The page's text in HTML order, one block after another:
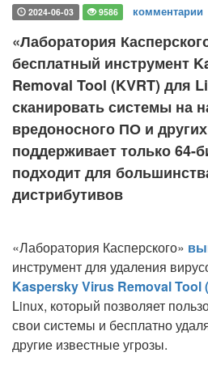
2024-06-03 9586 комментарии
«Лаборатория
бесплатный инструмент
Removal Tool (KVRT) для
сканировать системы на
вредоносного ПО и
поддерживает только 64-
подходит для
дистрибутивов
«Лаборатория Касперского»
инструмент для удаления
Kaspersky Virus Removal Tool
Linux, который позволяет
свои системы и бесплатно
другие известные угрозы.